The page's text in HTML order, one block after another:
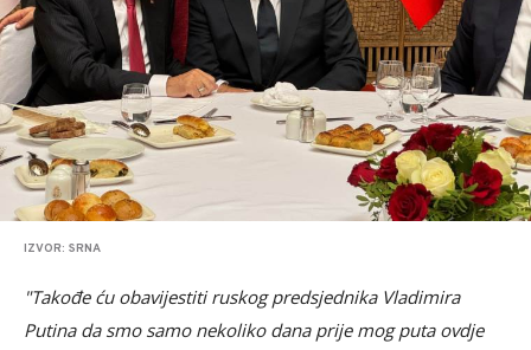
IZVOR: SRNA
"Takođe ću obavijestiti ruskog predsjednika Vladimira
Putina da smo samo nekoliko dana prije mog puta ovdje